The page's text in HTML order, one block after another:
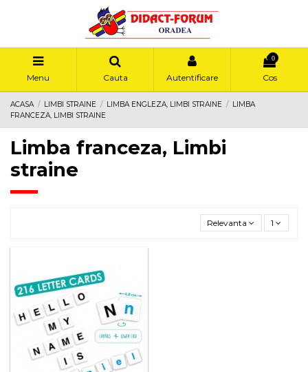
Menu Cauta Autentificare
0
Cos
ACASA LIMBI STRAINE LIMBA ENGLEZA, LIMBI STRAINE
LIMBA
FRANCEZA, LIMBI STRAINE
Limba franceza, Limbi
straine
Relevanta 1